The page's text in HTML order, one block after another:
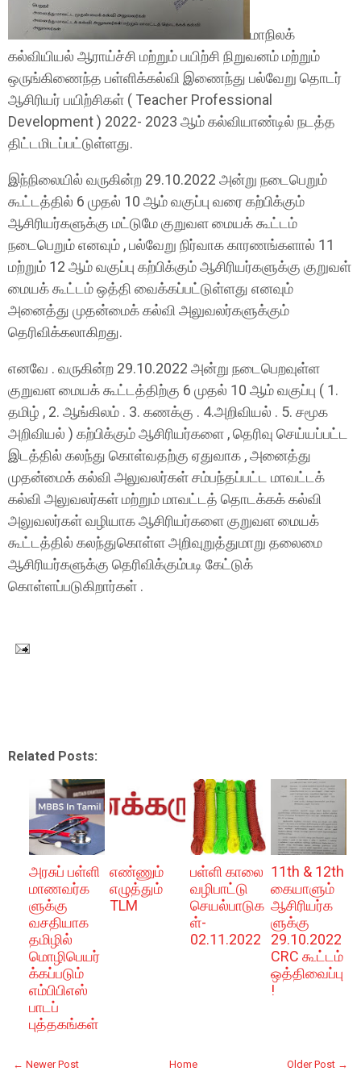
மாநிலக்
கல்வியியல் ஆராய்ச்சி மற்றும் பயிற்சி நிறுவனம் மற்றும்
ஒருங்கிணைந்த பள்ளிக்கல்வி இணைந்து பல்வேறு தொடர்
ஆசிரியர் பயிற்சிகள் ( Teacher Professional
Development ) 2022- 2023 ஆம் கல்வியாண்டில் நடத்த
திட்டமிடப்பட்டுள்ளது.
இந்நிலையில் வருகின்ற 29.10.2022 அன்று நடைபெறும்
கூட்டத்தில் 6 முதல் 10 ஆம் வகுப்பு வரை கற்பிக்கும்
ஆசிரியர்களுக்கு மட்டுமே குறுவள மையக் கூட்டம்
நடைபெறும் எனவும் , பல்வேறு நிர்வாக காரணங்களால் 11
மற்றும் 12 ஆம் வகுப்பு கற்பிக்கும் ஆசிரியர்களுக்கு குறுவள்
மையக் கூட்டம் ஒத்தி வைக்கப்பட்டுள்ளது எனவும்
அனைத்து முதன்மைக் கல்வி அலுவலர்களுக்கும்
தெரிவிக்கலாகிறது.
எனவே . வருகின்ற 29.10.2022 அன்று நடைபெறவுள்ள
குறுவள மையக் கூட்டத்திற்கு 6 முதல் 10 ஆம் வகுப்பு ( 1.
தமிழ் , 2. ஆங்கிலம் . 3. கணக்கு . 4.அறிவியல் . 5. சமூக
அறிவியல் ) கற்பிக்கும் ஆசிரியர்களை , தெரிவு செய்யப்பட்ட
இடத்தில் கலந்து கொள்வதற்கு ஏதுவாக , அனைத்து
முதன்மைக் கல்வி அலுவலர்கள் சம்பந்தப்பட்ட மாவட்டக்
கல்வி அலுவலர்கள் மற்றும் மாவட்டத் தொடக்கக் கல்வி
அலுவலர்கள் வழியாக ஆசிரியர்களை குறுவள மையக்
கூட்டத்தில் கலந்துகொள்ள அறிவுறுத்துமாறு தலைமை
ஆசிரியர்களுக்கு தெரிவிக்கும்படி கேட்டுக்
கொள்ளப்படுகிறார்கள் .
Related Posts:
அரசுப் பள்ளி
மாணவர்க
ளுக்கு
வசதியாக
தமிழில்
மொழிபெயர்
க்கப்படும்
எம்பிபிஎஸ்
பாடப்
புத்தகங்கள்
எண்ணும்
எழுத்தும்
TLM
பள்ளி காலை
வழிபாட்டு
செயல்பாடுக
ள்-
02.11.2022
11th & 12th
கையாளும்
ஆசிரியர்க
ளுக்கு
29.10.2022
CRC கூட்டம்
ஒத்திவைப்பு
!
← Newer Post Older Post →
Home